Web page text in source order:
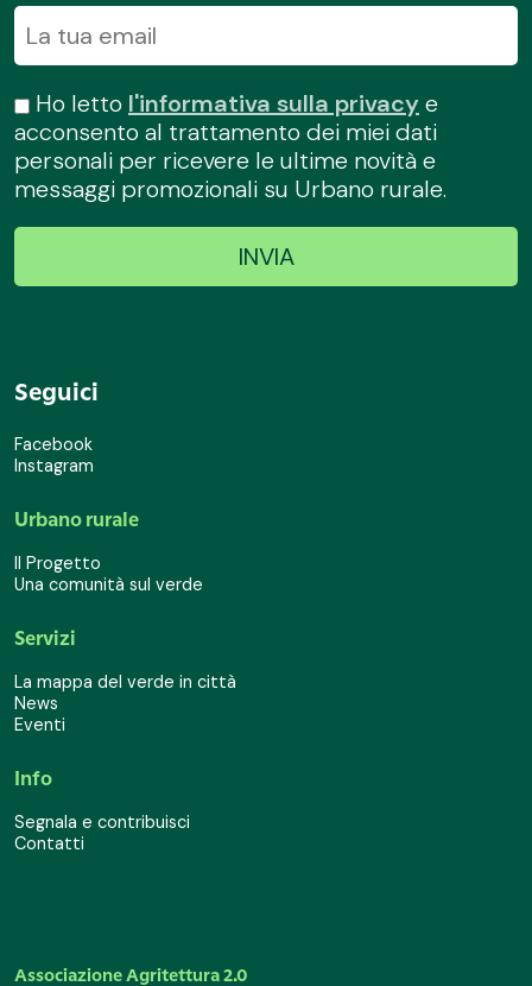
Ho letto l'informativa sulla privacye
acconsento al trattamento dei miei dati
personali per ricevere le ultime novità e
messaggi promozionali su Urbano rurale.
Seguici
Facebook
Instagram
Urbano rurale
Il Progetto
Una comunità sul verde
Servizi
La mappa del verde in città
News
Eventi
Info
Segnala e contribuisci
Contatti
Associazione Agritettura 2.0